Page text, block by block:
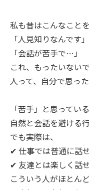
私も昔はこんなこと
「人見知りなんです」
「会話が苦手で…」
これ、もったいないで
人って、自分で思っ
「苦手」と思ってい
自然と会話を避ける
でも実際は、
✔ 仕事では普通に話
✔ 友達とは楽しく話
こういう人がほとん